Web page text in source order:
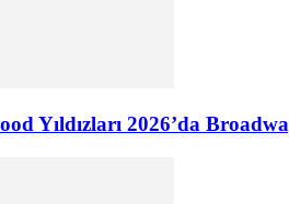
Yıldızları 2026’da